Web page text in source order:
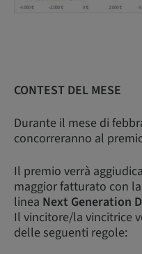
CONTEST DEL MESE
Durante il mese di
concorreranno al
Il premio verrà
maggior fatturato con
linea Next Generation
Il vincitore/la vincitrice
delle seguenti regole: